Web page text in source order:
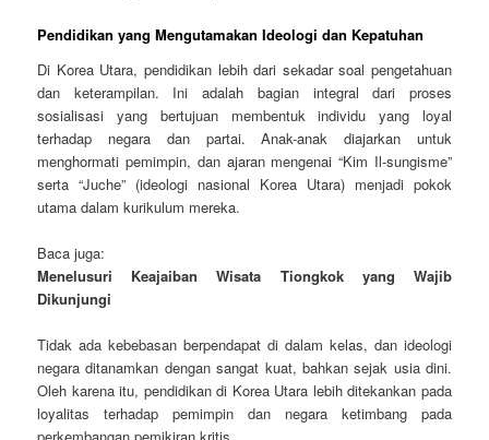
Pendidikan yang Mengutamakan Ideologi dan Kepatuhan
Di Korea Utara, pendidikan lebih dari sekadar soal pengetahuan
dan keterampilan. Ini adalah bagian integral dari proses
sosialisasi yang bertujuan membentuk individu yang loyal
terhadap negara dan partai. Anak-anak diajarkan untuk
menghormati pemimpin, dan ajaran mengenai “Kim Il-sungisme”
serta “Juche” (ideologi nasional Korea Utara) menjadi pokok
utama dalam kurikulum mereka.
Baca juga:
Menelusuri Keajaiban Wisata Tiongkok yang Wajib
Dikunjungi
Tidak ada kebebasan berpendapat di dalam kelas, dan ideologi
negara ditanamkan dengan sangat kuat, bahkan sejak usia dini.
Oleh karena itu, pendidikan di Korea Utara lebih ditekankan pada
loyalitas terhadap pemimpin dan negara ketimbang pada